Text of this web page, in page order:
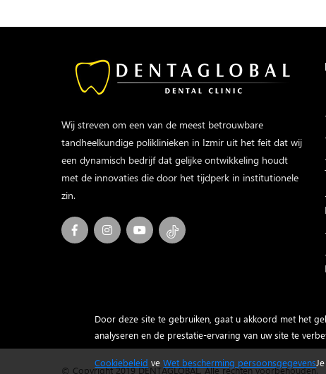
Wij streven om een van de meest betrouwbare
tandheelkundige poliklinieken in Izmir uit het feit dat wij
een dynamisch bedrijf dat gelijke ontwikkeling houdt
met de innovaties die door het tijdperk in institutionele
zin.
© Copyright 2019 DENTAGLOBAL. Alle rechten voorbehouden.
Door deze site te gebruiken, gaat u akkoord met het
analyseren en de prestatie-ervaring van uw site te
Cookiebeleid veWet bescherming persoonsgegevens